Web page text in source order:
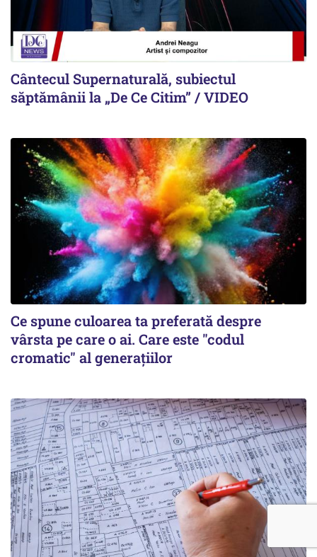
Cântecul Supernaturală, subiectul
săptămânii la „De Ce Citim” / VIDEO
Ce spune culoarea ta preferată despre
vârsta pe care o ai. Care este "codul
cromatic" al generațiilor